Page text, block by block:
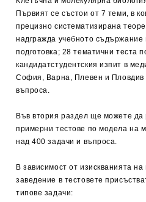
Първият се състои от 7 теми, в
прецизно систематизирана
надгражда учебното
подготовка; 28 тематични теста
кандидатстудентския изпит в
София, Варна, Плевен и Пловдив
въпроса.
Във втория раздел ще можете
примерни тестове по модела на
над 400 задачи и въпроса.
В зависимост от изискванията
заведение в тестовете
типове задачи: